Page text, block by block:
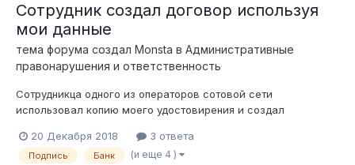
Сотрудник создал договор используя
мои данные
тема форума создал Monsta в Административные
правонарушения и ответственность
Сотрудникца одного из операторов сотовой сети
использовал копию моего удостовирения и создал
международной платежной карты в банке. Зарегестрировала
мобильный номер на мое имя, заполнила документ банка и
20 Декабря 2018 3 ответа
Подпись Банк (и еще 4 )